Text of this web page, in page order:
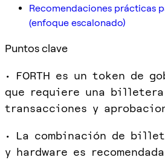
Recomendaciones prácticas
(enfoque escalonado)
Puntos clave
• FORTH es un token de
que requiere una billetera
transacciones y
• La combinación de
y hardware es